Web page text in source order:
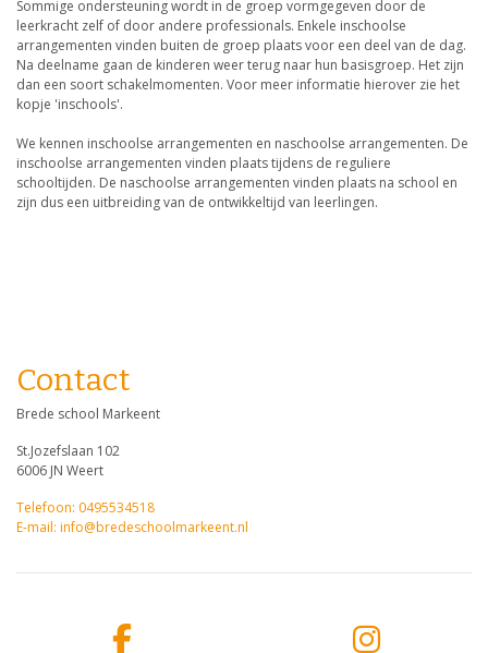
Sommige ondersteuning wordt in de groep vormgegeven door de
leerkracht zelf of door andere professionals. Enkele inschoolse
arrangementen vinden buiten de groep plaats voor een deel van de dag.
Na deelname gaan de kinderen weer terug naar hun basisgroep. Het zijn
dan een soort schakelmomenten. Voor meer informatie hierover zie het
kopje 'inschools'.
We kennen inschoolse arrangementen en naschoolse arrangementen. De
inschoolse arrangementen vinden plaats tijdens de reguliere
schooltijden. De naschoolse arrangementen vinden plaats na school en
zijn dus een uitbreiding van de ontwikkeltijd van leerlingen.
Contact
Brede school Markeent
St.Jozefslaan 102
6006 JN Weert
Telefoon: 0495534518
E-mail: info@bredeschoolmarkeent.nl